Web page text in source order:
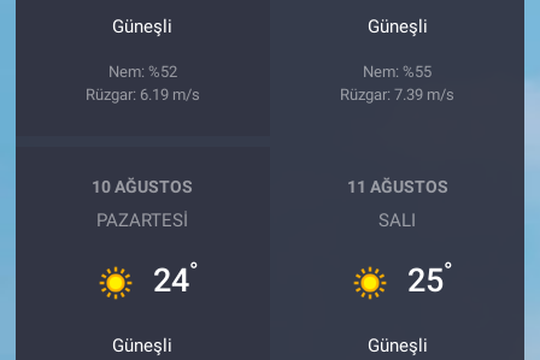
Güneşli
Nem: %52
Rüzgar: 6.19 m/s
Güneşli
Nem: %55
Rüzgar: 7.39 m/s
10 AĞUSTOS
PAZARTESI
24°
Güneşli
11 AĞUSTOS
SALI
25°
Güneşli